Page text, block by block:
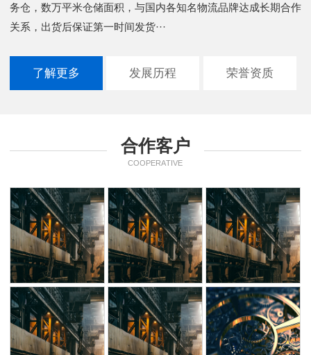
务仓，数万平米仓储面积，与国内各知名物流品牌达成长期合作
关系，出货后保证第一时间发货···
了解更多 发展历程 荣誉资质
合作客户
COOPERATIVE